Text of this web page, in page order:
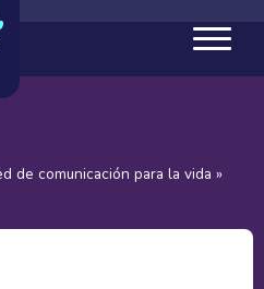
de comunicación para la vida »